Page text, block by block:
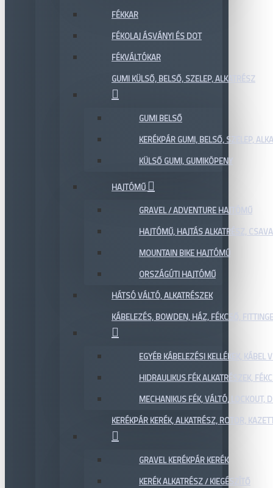
FÉKKAR
FÉKOLAJ ÁSVÁNYI ÉS DOT
FÉKVÁLTÓKAR
GUMI KÜLSŐ, BELSŐ, SZELEP, ALKATRÉSZ
GUMI BELSŐ
KERÉKPÁR GUMI, BELSŐ, SZELEP,
KÜLSŐ GUMI, GUMIKÖPENY
HAJTÓMŰ
GRAVEL / ADVENTURE HAJTÓMŰ
HAJTÓMŰ, HAJTÁS ALKATRÉSZ,
MOUNTAIN BIKE HAJTÓMŰ
ORSZÁGÚTI HAJTÓMŰ
HÁTSÓ VÁLTÓ, ALKATRÉSZEK
KÁBELEZÉS, BOWDEN, HÁZ, FÉKCSŐ,
EGYÉB KÁBELEZÉSI KELLÉKEK,
HIDRAULIKUS FÉK ALKATRÉSZEK,
MECHANIKUS FÉK, VÁLTÓ, LOCKOUT,
KERÉKPÁR KERÉK, ALKATRÉSZ, ROTOR,
GRAVEL KERÉKPÁR KERÉK
KERÉK ALKATRÉSZ / KIEGÉSZÍTŐ